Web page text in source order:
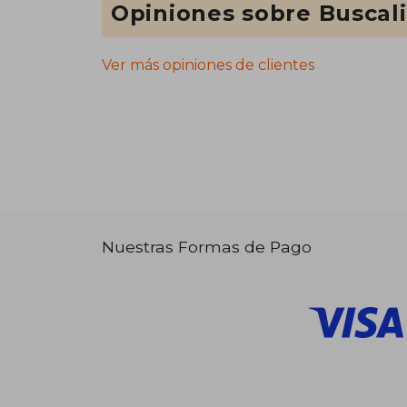
Opiniones sobre
Ver más opiniones de clientes
Nuestras Formas de Pago